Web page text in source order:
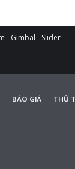
- Gimbal - Slider
BÁO GIÁ THỦ